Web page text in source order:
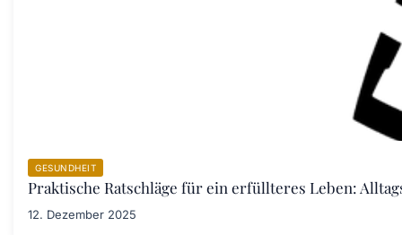
GESUNDHEIT
Praktische Ratschläge für ein erfüllteres Leben:
12. Dezember 2025